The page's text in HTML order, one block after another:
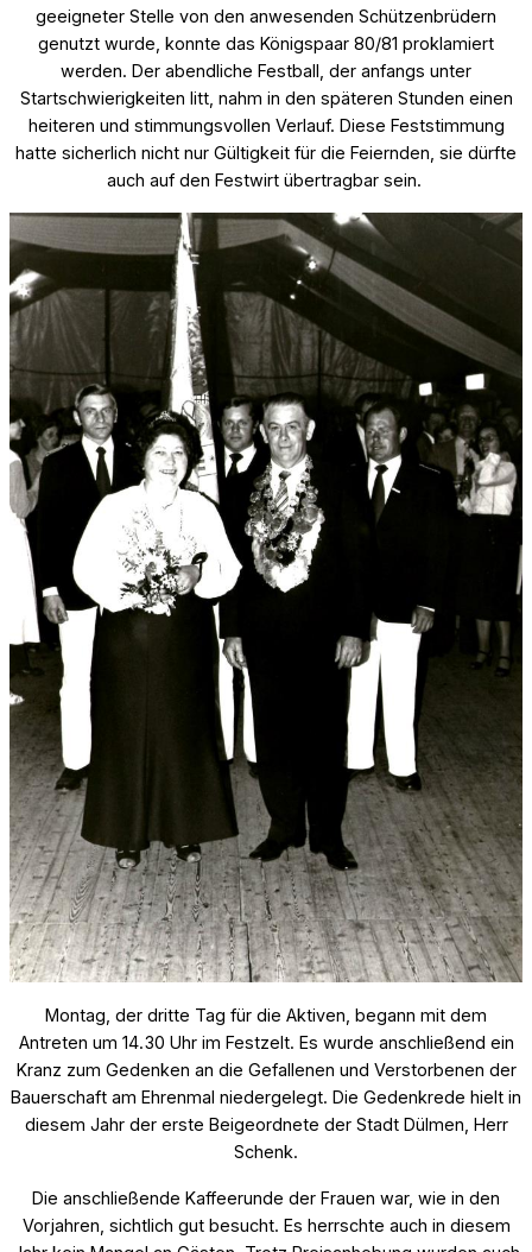
geeigneter Stelle von den anwesenden Schützenbrüdern
genutzt wurde, konnte das Königspaar 80/81 proklamiert
werden. Der abendliche Festball, der anfangs unter
Startschwierigkeiten litt, nahm in den späteren Stunden einen
heiteren und stimmungsvollen Verlauf. Diese Feststimmung
hatte sicherlich nicht nur Gültigkeit für die Feiernden, sie dürfte
auch auf den Festwirt übertragbar sein.
Montag, der dritte Tag für die Aktiven, begann mit dem
Antreten um 14.30 Uhr im Festzelt. Es wurde anschließend ein
Kranz zum Gedenken an die Gefallenen und Verstorbenen der
Bauerschaft am Ehrenmal niedergelegt. Die Gedenkrede hielt in
diesem Jahr der erste Beigeordnete der Stadt Dülmen, Herr
Schenk.
Die anschließende Kaffeerunde der Frauen war, wie in den
Vorjahren, sichtlich gut besucht. Es herrschte auch in diesem